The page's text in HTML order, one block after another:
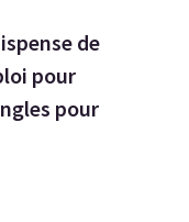
de
pour
pour